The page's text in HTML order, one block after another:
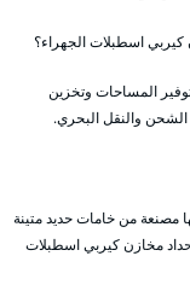
اسطبلات الجهراء؟
المساحات وتخزين
والنقل البحري.
مصنعة من خامات حديد متينة
حداد مخازن كيربي اسطبلات